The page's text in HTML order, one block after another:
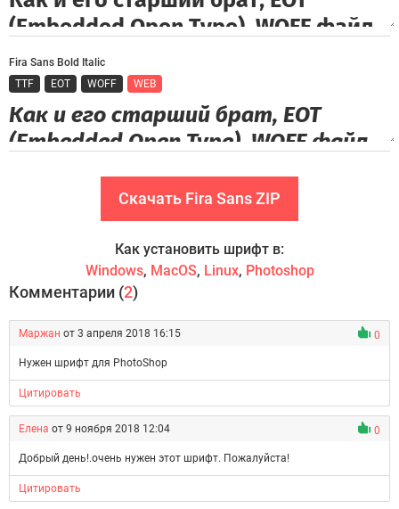
Fira Sans Bold Italic
TTF
EOT WOFF WEB
Скачать Fira Sans ZIP
Как установить шрифт в:
Windows, MacOS, Linux, Photoshop
Комментарии (2)
Маржан от 3 апреля 2018 16:15 0
Нужен шрифт для PhotoShop
Цитировать
Елена от 9 ноября 2018 12:04 0
Добрый день!.очень нужен этот шрифт. Пожалуйста!
Цитировать